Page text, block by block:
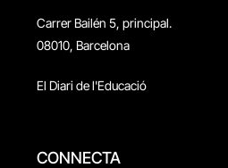
Carrer Bailén 5, principal.
08010, Barcelona
El Diari de l'Educació
CONNECTA